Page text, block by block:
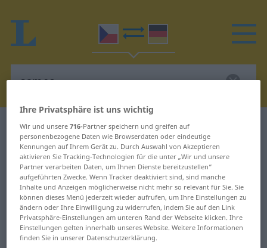
Tschechisch-Deutsch Wörterbuch samec
Tschechisch-Deutsch Übersetzung
für "samec"
"samec" Deutsch Übersetzung
„samec“: maskulin
Ihre Privatsphäre ist uns wichtig
Wir und unsere716-Partner speichern und greifen auf
personenbezogene Daten wie Browserdaten oder eindeutige
Kennungen auf Ihrem Gerät zu. Durch Auswahl von Akzeptieren
aktivieren Sie Tracking-Technologien für die unter „Wir und unsere
Partner verarbeiten Daten, um Ihnen Dienste bereitzustellen“
aufgeführten Zwecke. Wenn Tracker deaktiviert sind, sind manche
Inhalte und Anzeigen möglicherweise nicht mehr so relevant für Sie. Sie
können dieses Menü jederzeit wieder aufrufen, um Ihre Einstellungen zu
ändern oder Ihre Einwilligung zu widerrufen, indem Sie auf den Link
Privatsphäre-Einstellungen am unteren Rand der Webseite klicken. Ihre
Einstellungen gelten innerhalb unseres Website. Weitere Informationen
finden Sie in unserer Datenschutzerklärung.